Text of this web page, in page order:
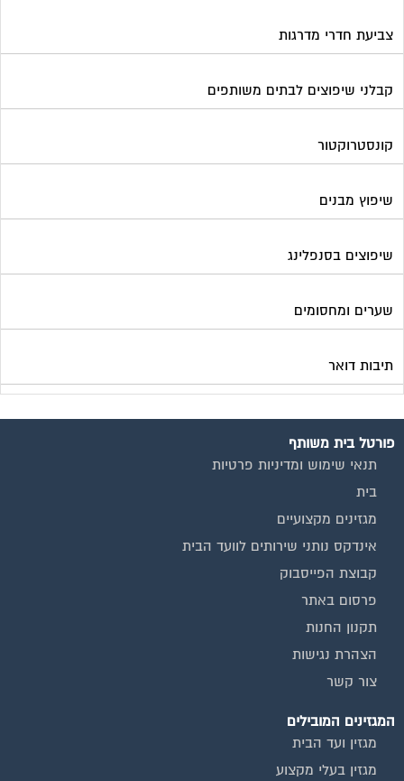
צביעת חדרי מדרגות
קבלני שיפוצים לבתים משותפים
קונסטרוקטור
שיפוץ מבנים
שיפוצים בסנפלינג
שערים ומחסומים
תיבות דואר
פורטל בית משותף
תנאי שימוש ומדיניות פרטיות
בית
מגזינים מקצועיים
אינדקס נותני שירותים לוועד הבית
קבוצת הפייסבוק
פרסום באתר
תקנון החנות
הצהרת נגישות
צור קשר
המגזינים המובילים
מגזין ועד הבית
מגזין בעלי מקצוע